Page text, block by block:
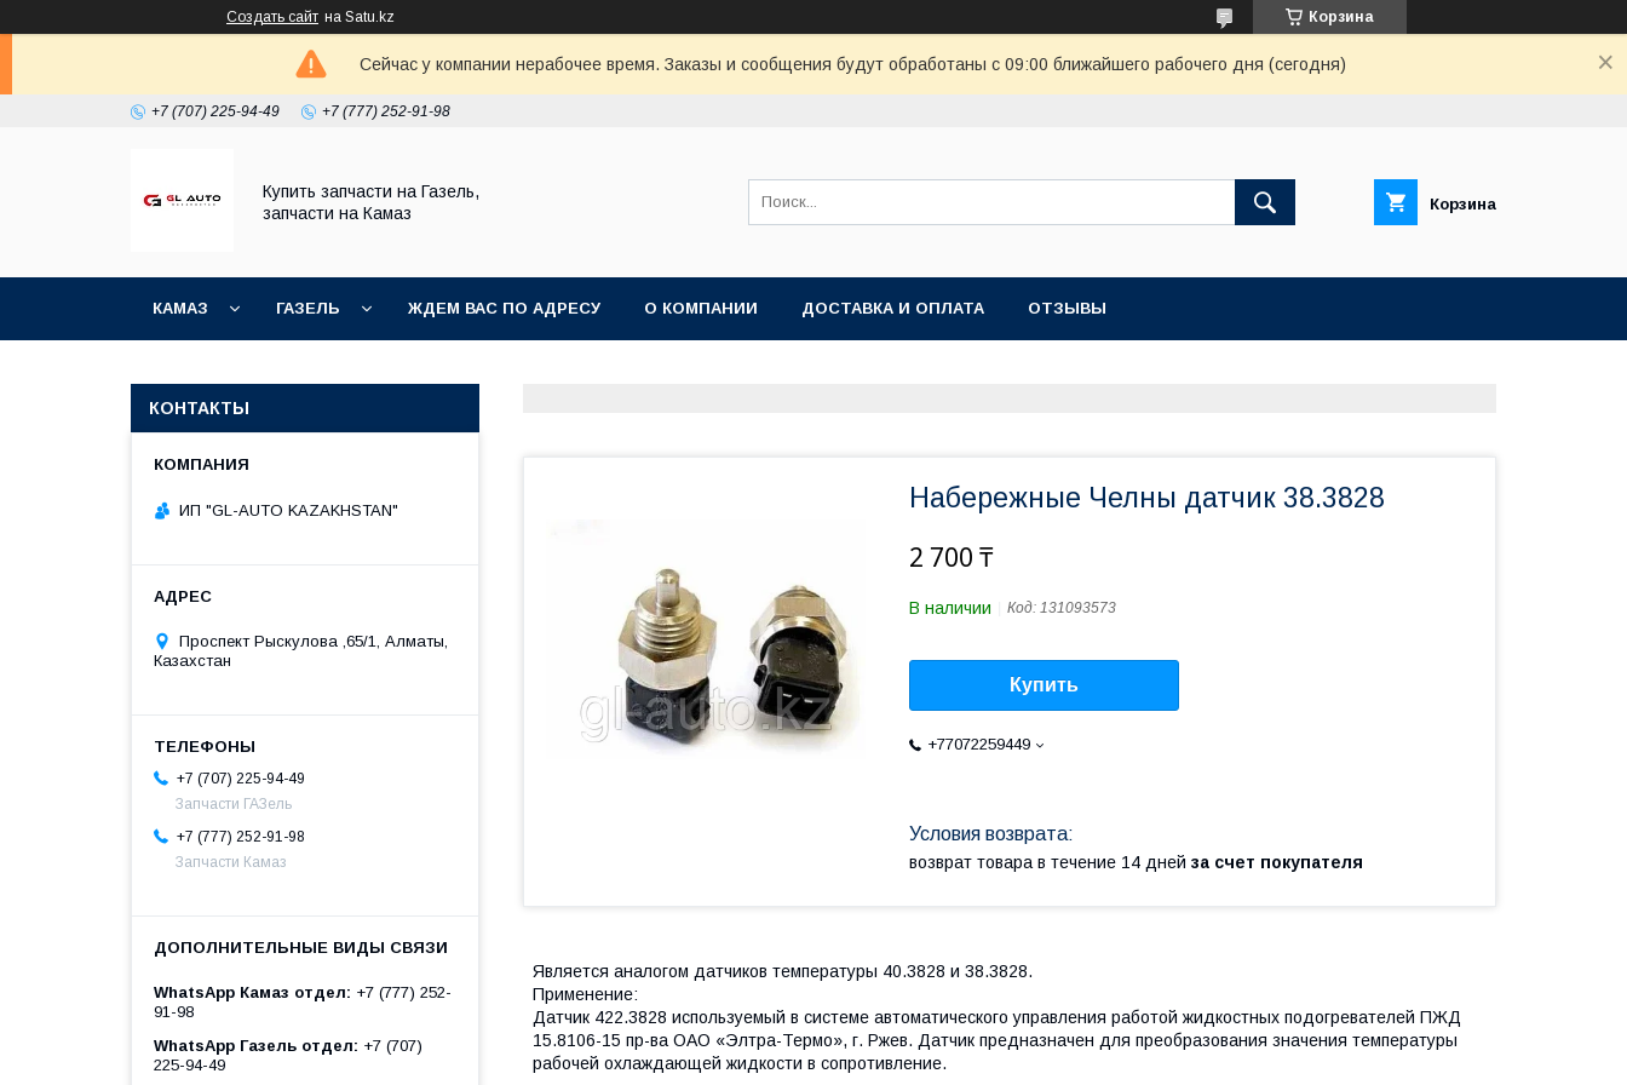
Создать сайт на Satu.kz Корзина
Сейчас у компании нерабочее время. Заказы и сообщения будут обработаны с 09:00 ближайшего рабочего дня (сегодня)
+7 (707) 225-94-49 +7 (777) 252-91-98
Купить запчасти на Газель,
запчасти на Камаз
Корзина
КАМАЗ ГАЗЕЛЬ ЖДЕМ ВАС ПО АДРЕСУ О КОМПАНИИ ДОСТАВКА И ОПЛАТА ОТЗЫВЫ
Набережные Челны датчик 38.3828
2 700 ₸
В наличии Код: 131093573
Купить
+77072259449
возврат товара в течение 14 дней за счет покупателя
Является аналогом датчиков температуры 40.3828 и 38.3828.
Применение:
Датчик 422.3828 используемый в системе автоматического управления работой жидкостных подогревателей ПЖД
15.8106-15 пр-ва ОАО «Элтра-Термо», г. Ржев. Датчик предназначен для преобразования значения температуры
рабочей охлаждающей жидкости в сопротивление.
КОНТАКТЫ
ИП "GL-AUTO KAZAKHSTAN"
Проспект Рыскулова ,65/1, Алматы,
Казахстан
+7 (707) 225-94-49
Запчасти ГАЗель
+7 (777) 252-91-98
Запчасти Камаз
WhatsApp Камаз отдел
+7 (777) 252-
91-98
WhatsApp Газель отдел
+7 (707)
225-94-49